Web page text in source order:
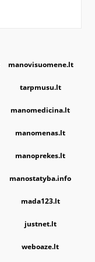
manovisuomene.lt
tarpmusu.lt
manomedicina.lt
manomenas.lt
manoprekes.lt
manostatyba.info
mada123.lt
justnet.lt
weboaze.lt